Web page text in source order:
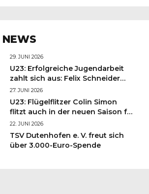
29. JUNI 2026
U23: Erfolgreiche Jugendarbeit
zahlt sich aus: Felix Schneider
und Finn Krumbiegel starten in
Liga 3!
27. JUNI 2026
U23: Flügelflitzer Colin Simon
flitzt auch in der neuen Saison für
die HSG!
22. JUNI 2026
TSV Dutenhofen e. V. freut sich
über 3.000-Euro-Spende